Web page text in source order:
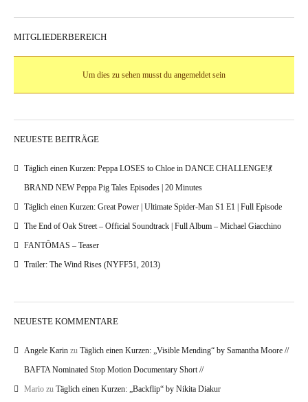
MITGLIEDERBEREICH
Um dies zu sehen musst du angemeldet sein
NEUESTE BEITRÄGE
Täglich einen Kurzen: Peppa LOSES to Chloe in DANCE CHALLENGE!💃
BRAND NEW Peppa Pig Tales Episodes | 20 Minutes
Täglich einen Kurzen: Great Power | Ultimate Spider-Man S1 E1 | Full Episode
The End of Oak Street – Official Soundtrack | Full Album – Michael Giacchino
FANTÔMAS – Teaser
Trailer: The Wind Rises (NYFF51, 2013)
NEUESTE KOMMENTARE
Angele Karin zu Täglich einen Kurzen: „Visible Mending“ by Samantha Moore //
BAFTA Nominated Stop Motion Documentary Short //
Mario zu Täglich einen Kurzen: „Backflip“ by Nikita Diakur